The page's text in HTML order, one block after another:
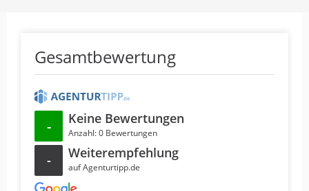
Gesamtbewertung
- Keine Bewertungen
Anzahl: 0 Bewertungen
- Weiterempfehlung
auf Agenturtipp.de